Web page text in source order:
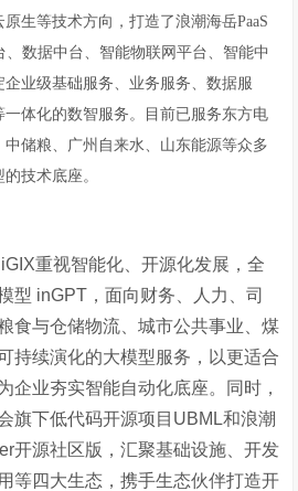
生等技术方向，打造了浪潮海岳PaaS
数据中台、智能物联网平台、智能中
业级基础服务、业务服务、数据服
体化的数智服务。目前已服务东方电
储粮、广州自来水、山东能源等众多
技术底座。
重视智能化、开源化发展，全
型 inGPT，面向财务、人力、司
食与仓储物流、城市公共事业、煤
持续演化的大模型服务，以更适合
企业夯实智能自动化底座。同时，
旗下低代码开源项目UBML和浪潮
开源社区版，汇聚基础设施、开发
等四大生态，携手生态伙伴打造开